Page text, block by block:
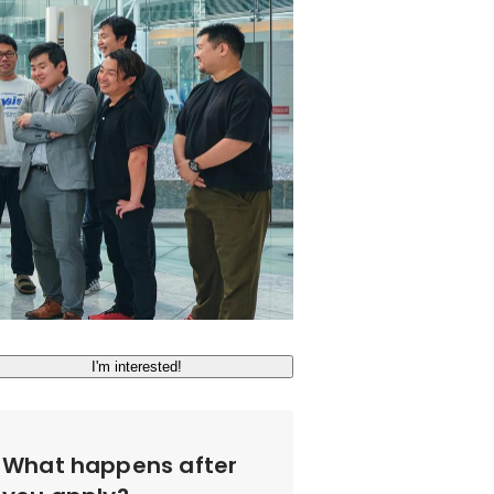
I'm interested!
What happens after